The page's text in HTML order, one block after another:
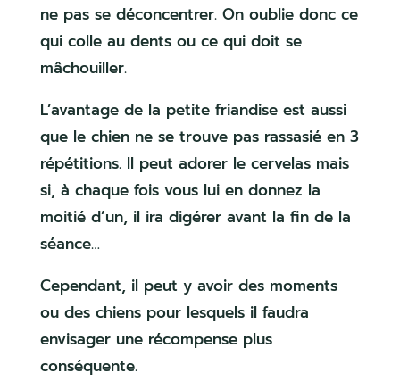
ne pas se déconcentrer. On oublie donc ce
qui colle au dents ou ce qui doit se
mâchouiller.
L’avantage de la petite friandise est aussi
que le chien ne se trouve pas rassasié en 3
répétitions. Il peut adorer le cervelas mais
si, à chaque fois vous lui en donnez la
moitié d’un, il ira digérer avant la fin de la
séance…
Cependant, il peut y avoir des moments
ou des chiens pour lesquels il faudra
envisager une récompense plus
conséquente.